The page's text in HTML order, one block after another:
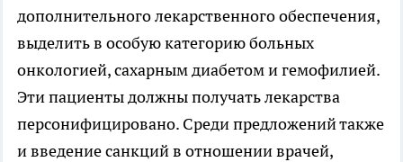
дополнительного лекарственного обеспечения,
выделить в особую категорию больных
онкологией, сахарным диабетом и гемофилией.
Эти пациенты должны получать лекарства
персонифицировано. Среди предложений также
и введение санкций в отношении врачей,